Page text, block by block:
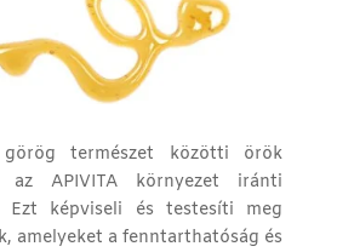
természet közötti örök
az APIVITA környezet iránti
Ezt képviseli és testesíti meg
amelyeket a fenntarthatóság és